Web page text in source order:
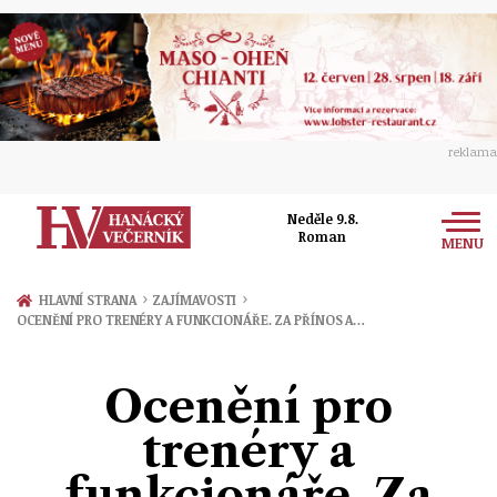
reklama
Neděle 9.8.
Roman
MENU
Zprávy
Prostějov
Přerov
Kultura
Ženy
Sport
HLAVNÍ STRANA › ZAJÍMAVOSTI ›
OCENĚNÍ PRO TRENÉRY A FUNKCIONÁŘE. ZA PŘÍNOS A…
Ocenění pro
trenéry a